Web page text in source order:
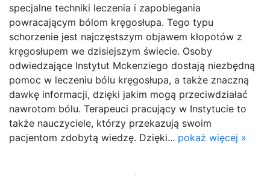
specjalne techniki leczenia i zapobiegania
powracającym bólom kręgosłupa. Tego typu
schorzenie jest najczęstszym objawem kłopotów z
kręgosłupem we dzisiejszym świecie. Osoby
odwiedzające Instytut Mckenziego dostają niezbędną
pomoc w leczeniu bólu kręgosłupa, a także znaczną
dawkę informacji, dzięki jakim mogą przeciwdziałać
nawrotom bólu. Terapeuci pracujący w Instytucie to
także nauczyciele, którzy przekazują swoim
pacjentom zdobytą wiedzę. Dzięki... pokaż więcej »